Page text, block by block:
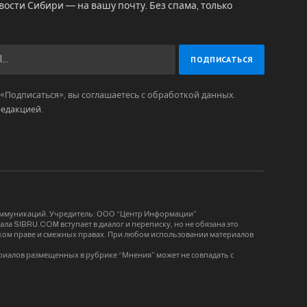
Сибири — на вашу почту. Без спама, только
вы соглашаетесь с обработкой данных.
Учредитель: ООО “Центр Информации”
SIBRU.COM вступает в диалог и переписку, но не обязана это
праве и смежных правах. При любом использовании материалов
размещенных в рубрике “Мнения” может не совпадать с